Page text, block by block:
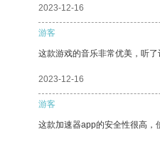
2023-12-16
游客
这款游戏的音乐非常优美，听了
2023-12-16
游客
这款加速器app的安全性很高，